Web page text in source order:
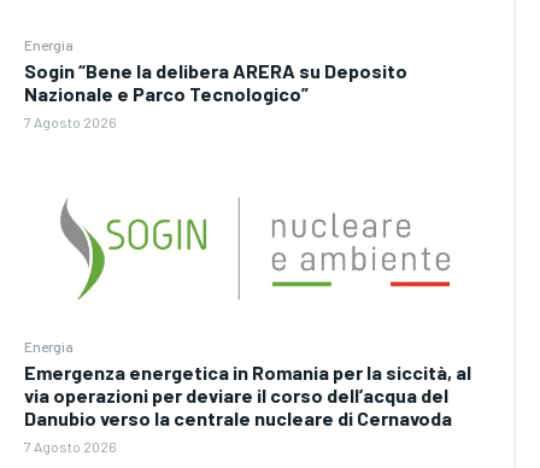
Energia
Sogin “Bene la delibera ARERA su Deposito
Nazionale e Parco Tecnologico”
7 Agosto 2026
Energia
Emergenza energetica in Romania per la siccità, al
via operazioni per deviare il corso dell’acqua del
Danubio verso la centrale nucleare di Cernavoda
7 Agosto 2026